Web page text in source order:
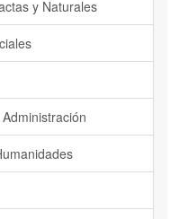
y Naturales